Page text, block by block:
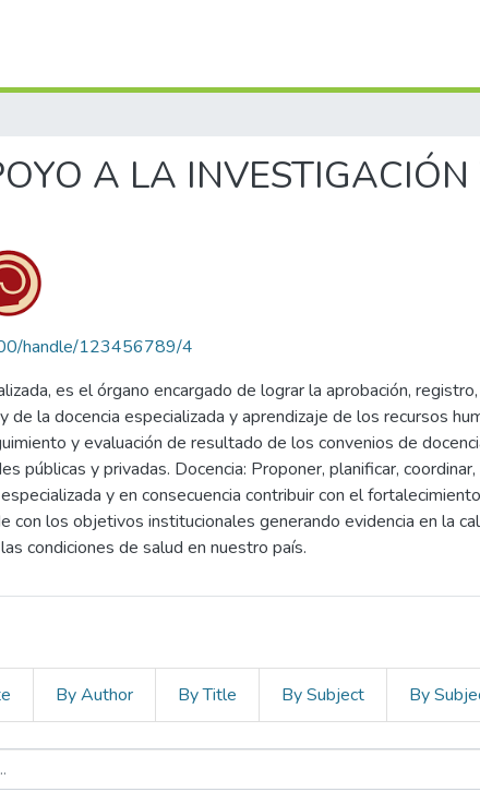
A LA
handle/123456789/4
es el órgano encargado de lograr la aprobación,
la docencia especializada y aprendizaje de los recursos
y evaluación de resultado de los convenios de
y privadas. Docencia: Proponer, planificar,
y en consecuencia contribuir con el
los objetivos institucionales generando evidencia en la
condiciones de salud en nuestro país.
By Author By Title By Subject By